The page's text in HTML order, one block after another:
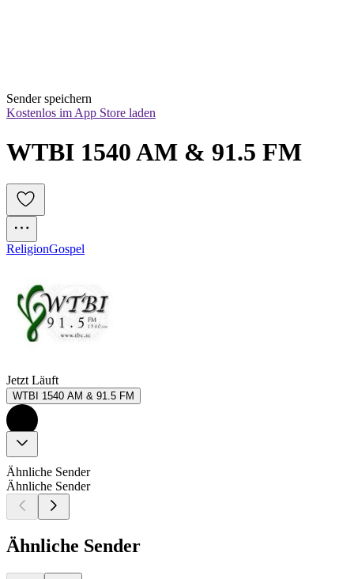
Sender speichern
Kostenlos im App Store laden
WTBI 1540 AM & 91.5 FM
ReligionGospel
Jetzt Läuft
WTBI 1540 AM & 91.5 FM
Ähnliche Sender
Ähnliche Sender
Ähnliche Sender